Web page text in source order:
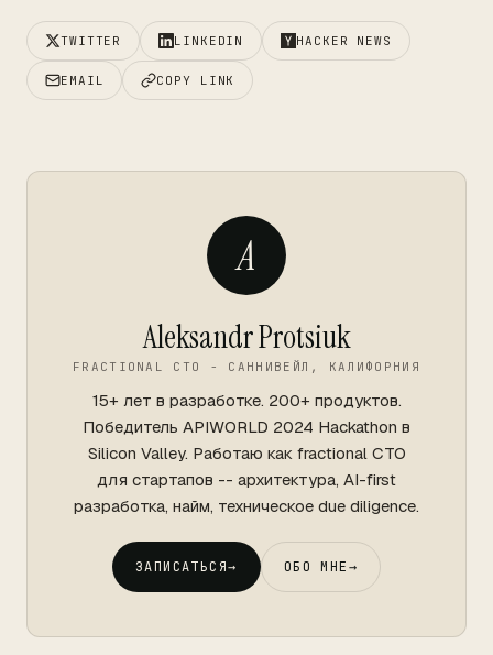
TWITTER LINKEDIN HACKER NEWS
EMAIL COPY LINK
A
Aleksandr Protsiuk
FRACTIONAL CTO - САННИВЕЙЛ, КАЛИФОРНИЯ
15+ лет в разработке. 200+ продуктов.
Победитель APIWORLD 2024 Hackathon в
Silicon Valley. Работаю как fractional CTO
для стартапов -- архитектура, AI-first
разработка, найм, техническое due diligence.
ЗАПИСАТЬСЯ→ ОБО МНЕ→